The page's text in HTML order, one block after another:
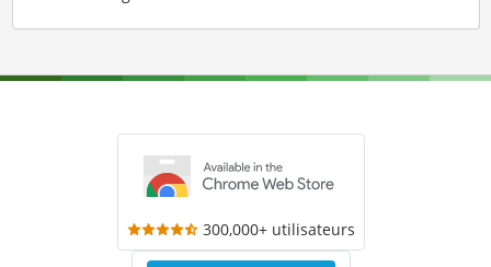
300,000+ utilisateurs